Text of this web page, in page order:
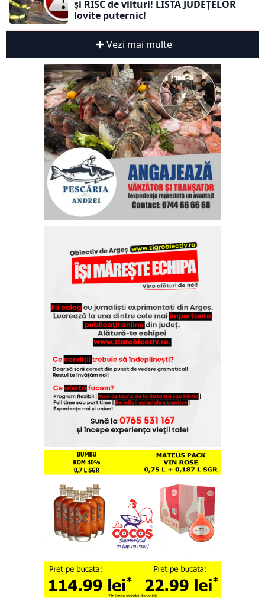
și RISC de viituri! LISTA JUDEȚELOR
lovite puternic!
Vezi mai multe